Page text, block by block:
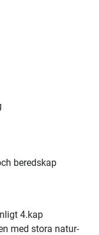
beredskap
4.kap
med stora natur-